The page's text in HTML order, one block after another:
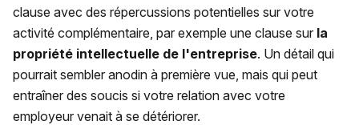
clause avec des répercussions potentielles sur votre
activité complémentaire, par exemple une clause sur la
propriété intellectuelle de l'entreprise. Un détail qui
pourrait sembler anodin à première vue, mais qui peut
entraîner des soucis si votre relation avec votre
employeur venait à se détériorer.